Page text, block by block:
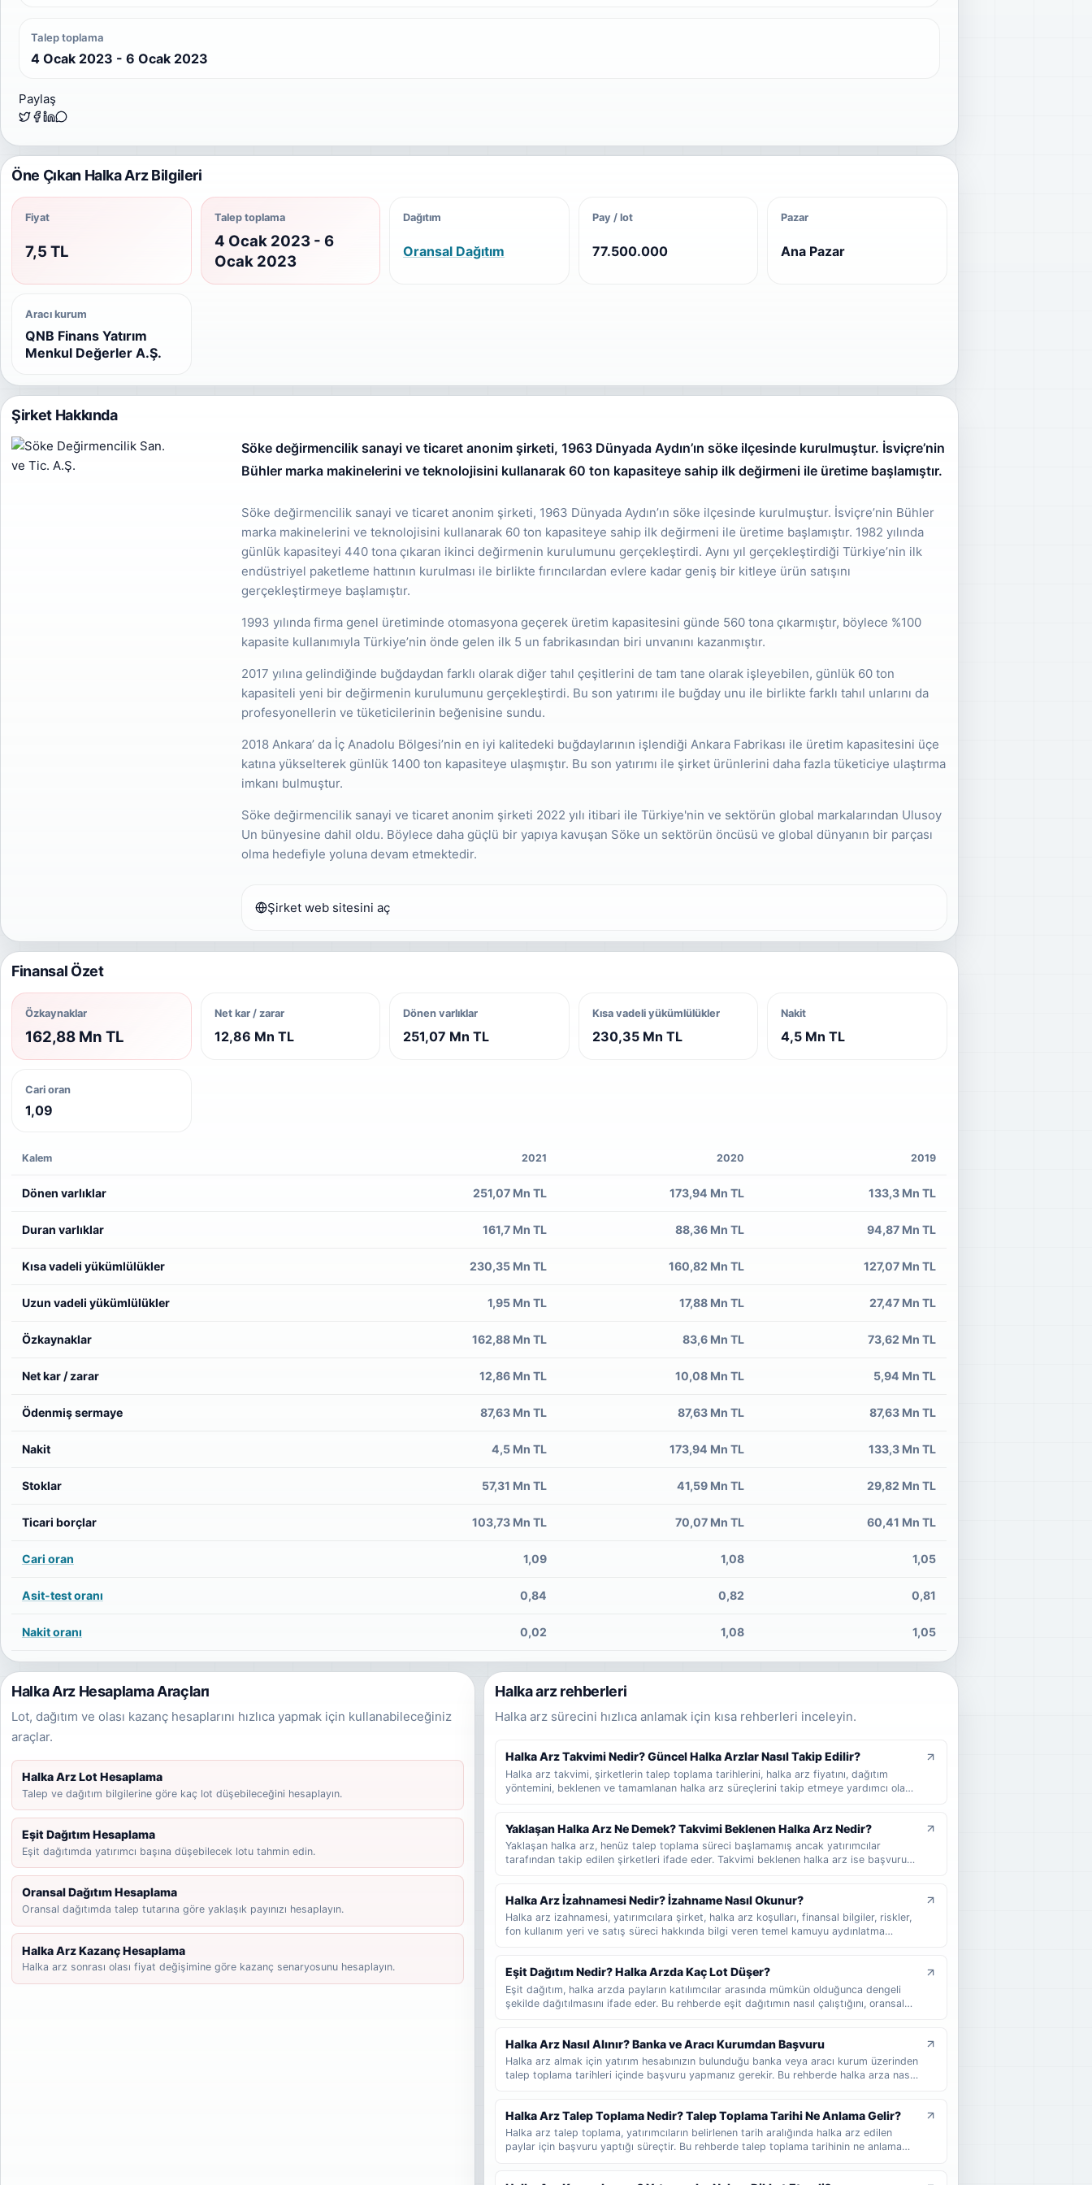
Talep toplama
4 Ocak 2023 - 6 Ocak 2023
Paylaş
Öne Çıkan Halka Arz Bilgileri
Fiyat
7,5 TL
Talep toplama
4 Ocak 2023 - 6
Ocak 2023
Dağıtım
Oransal Dağıtım
Pay / lot
77.500.000
Pazar
Ana Pazar
Aracı kurum
QNB Finans Yatırım
Menkul Değerler A.Ş.
Şirket Hakkında
Söke değirmencilik sanayi ve ticaret anonim şirketi, 1963 Dünyada Aydın’ın söke ilçesinde kurulmuştur. İsviçre’nin
Bühler marka makinelerini ve teknolojisini kullanarak 60 ton kapasiteye sahip ilk değirmeni ile üretime başlamıştır.
Söke değirmencilik sanayi ve ticaret anonim şirketi, 1963 Dünyada Aydın’ın söke ilçesinde kurulmuştur. İsviçre’nin Bühler
marka makinelerini ve teknolojisini kullanarak 60 ton kapasiteye sahip ilk değirmeni ile üretime başlamıştır. 1982 yılında
günlük kapasiteyi 440 tona çıkaran ikinci değirmenin kurulumunu gerçekleştirdi. Aynı yıl gerçekleştirdiği Türkiye’nin ilk
endüstriyel paketleme hattının kurulması ile birlikte fırıncılardan evlere kadar geniş bir kitleye ürün satışını
gerçekleştirmeye başlamıştır.
1993 yılında firma genel üretiminde otomasyona geçerek üretim kapasitesini günde 560 tona çıkarmıştır, böylece %100
kapasite kullanımıyla Türkiye’nin önde gelen ilk 5 un fabrikasından biri unvanını kazanmıştır.
2017 yılına gelindiğinde buğdaydan farklı olarak diğer tahıl çeşitlerini de tam tane olarak işleyebilen, günlük 60 ton
kapasiteli yeni bir değirmenin kurulumunu gerçekleştirdi. Bu son yatırımı ile buğday unu ile birlikte farklı tahıl unlarını da
profesyonellerin ve tüketicilerinin beğenisine sundu.
2018 Ankara’ da İç Anadolu Bölgesi’nin en iyi kalitedeki buğdaylarının işlendiği Ankara Fabrikası ile üretim kapasitesini üçe
katına yükselterek günlük 1400 ton kapasiteye ulaşmıştır. Bu son yatırımı ile şirket ürünlerini daha fazla tüketiciye ulaştırma
imkanı bulmuştur.
Söke değirmencilik sanayi ve ticaret anonim şirketi 2022 yılı itibari ile Türkiye'nin ve sektörün global markalarından Ulusoy
Un bünyesine dahil oldu. Böylece daha güçlü bir yapıya kavuşan Söke un sektörün öncüsü ve global dünyanın bir parçası
olma hedefiyle yoluna devam etmektedir.
Şirket web sitesini aç
Finansal Özet
Özkaynaklar
162,88 Mn TL
Net kar / zarar
12,86 Mn TL
Dönen varlıklar
251,07 Mn TL
Kısa vadeli yükümlülükler
230,35 Mn TL
Nakit
4,5 Mn TL
Cari oran
1,09
Kalem 2021 2020 2019
Dönen varlıklar 251,07 Mn TL 173,94 Mn TL 133,3 Mn TL
Duran varlıklar 161,7 Mn TL 88,36 Mn TL 94,87 Mn TL
Kısa vadeli yükümlülükler 230,35 Mn TL 160,82 Mn TL 127,07 Mn TL
Uzun vadeli yükümlülükler 1,95 Mn TL 17,88 Mn TL 27,47 Mn TL
Özkaynaklar 162,88 Mn TL 83,6 Mn TL 73,62 Mn TL
Net kar / zarar 12,86 Mn TL 10,08 Mn TL 5,94 Mn TL
Ödenmiş sermaye 87,63 Mn TL 87,63 Mn TL 87,63 Mn TL
Nakit 4,5 Mn TL 173,94 Mn TL 133,3 Mn TL
Stoklar 57,31 Mn TL 41,59 Mn TL 29,82 Mn TL
Ticari borçlar 103,73 Mn TL 70,07 Mn TL 60,41 Mn TL
Cari oran 1,09 1,08 1,05
Asit-test oranı 0,84 0,82 0,81
Nakit oranı 0,02 1,08 1,05
Halka Arz Hesaplama Araçları
Lot, dağıtım ve olası kazanç hesaplarını hızlıca yapmak için kullanabileceğiniz
araçlar.
Halka Arz Lot Hesaplama
Talep ve dağıtım bilgilerine göre kaç lot düşebileceğini hesaplayın.
Eşit Dağıtım Hesaplama
Eşit dağıtımda yatırımcı başına düşebilecek lotu tahmin edin.
Oransal Dağıtım Hesaplama
Oransal dağıtımda talep tutarına göre yaklaşık payınızı hesaplayın.
Halka Arz Kazanç Hesaplama
Halka arz sonrası olası fiyat değişimine göre kazanç senaryosunu hesaplayın.
Halka arz rehberleri
Halka arz sürecini hızlıca anlamak için kısa rehberleri inceleyin.
Halka Arz Takvimi Nedir? Güncel Halka Arzlar Nasıl Takip Edilir?
Halka arz takvimi, şirketlerin talep toplama tarihlerini, halka arz fiyatını, dağıtım
yöntemini, beklenen ve tamamlanan halka arz süreçlerini takip etmeye yardımcı olan
bakmalıdır sade şekilde anlatılır.
Yaklaşan Halka Arz Ne Demek? Takvimi Beklenen Halka Arz Nedir?
Yaklaşan halka arz, henüz talep toplama süreci başlamamış ancak yatırımcılar
tarafından takip edilen şirketleri ifade eder. Takvimi beklenen halka arz ise başvuru
arz ve talep toplama aşaması arasındaki farklar sade şekilde anlatılır.
Halka Arz İzahnamesi Nedir? İzahname Nasıl Okunur?
Halka arz izahnamesi, yatırımcılara şirket, halka arz koşulları, finansal bilgiler, riskler,
fon kullanım yeri ve satış süreci hakkında bilgi veren temel kamuyu aydınlatma
değerlendirebileceğini sade şekilde bulabilirsiniz.
Eşit Dağıtım Nedir? Halka Arzda Kaç Lot Düşer?
Eşit dağıtım, halka arzda payların katılımcılar arasında mümkün olduğunca dengeli
şekilde dağıtılmasını ifade eder. Bu rehberde eşit dağıtımın nasıl çalıştığını, oransal
Halka Arz Nasıl Alınır? Banka ve Aracı Kurumdan Başvuru
Halka arz almak için yatırım hesabınızın bulunduğu banka veya aracı kurum üzerinden
talep toplama tarihleri içinde başvuru yapmanız gerekir. Bu rehberde halka arza nasıl
gerektiğini adım adım bulabilirsiniz.
Halka Arz Talep Toplama Nedir? Talep Toplama Tarihi Ne Anlama Gelir?
Halka arz talep toplama, yatırımcıların belirlenen tarih aralığında halka arz edilen
paylar için başvuru yaptığı süreçtir. Bu rehberde talep toplama tarihinin ne anlama